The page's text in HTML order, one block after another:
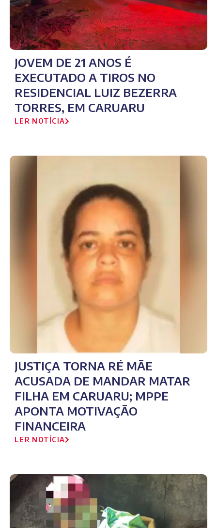
JOVEM DE 21 ANOS É
EXECUTADO A TIROS NO
RESIDENCIAL LUIZ BEZERRA
TORRES, EM CARUARU
LER NOTÍCIA
JUSTIÇA TORNA RÉ MÃE
ACUSADA DE MANDAR MATAR
FILHA EM CARUARU; MPPE
APONTA MOTIVAÇÃO
FINANCEIRA
LER NOTÍCIA